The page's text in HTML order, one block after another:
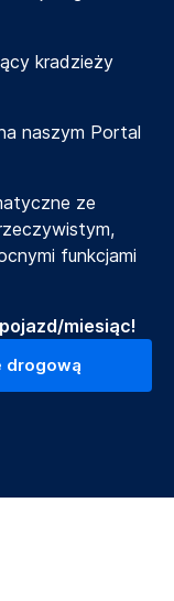
kradzieży
naszym Portal
ze
funkcjami
miesiąc!
drogową